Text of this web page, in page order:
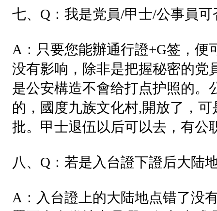
七、Q：我是党員/甲士/公事員
A：只要您能辦通行證+G签，便
没有影响，除非是把握秘密的党
是公安構造不會给打点护照的。
的，國度九族文化村,開放了，
批。甲士退伍以后可以去，有公
八、Q：若是入台證下證后大陆
A：入台證上的大陆地点错了没